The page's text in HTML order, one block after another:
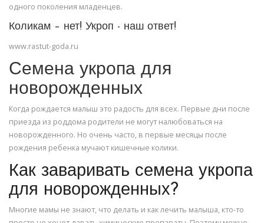
одного поколения младенцев.
Коликам – нет! Укроп - наш ответ!
www.rastut-goda.ru
Семена укропа для
новорожденных
Когда рождается малыш это радость для всех. Первые дни после
приезда из роддома родители не могут налюбоваться на
новорожденного. Но очень часто, в первые месяцы после
рождения ребенка мучают кишечные колики.
Как заваривать семена укропа
для новорожденных?
Многие мамы не знают, что делать и как лечить малыша, кто-то